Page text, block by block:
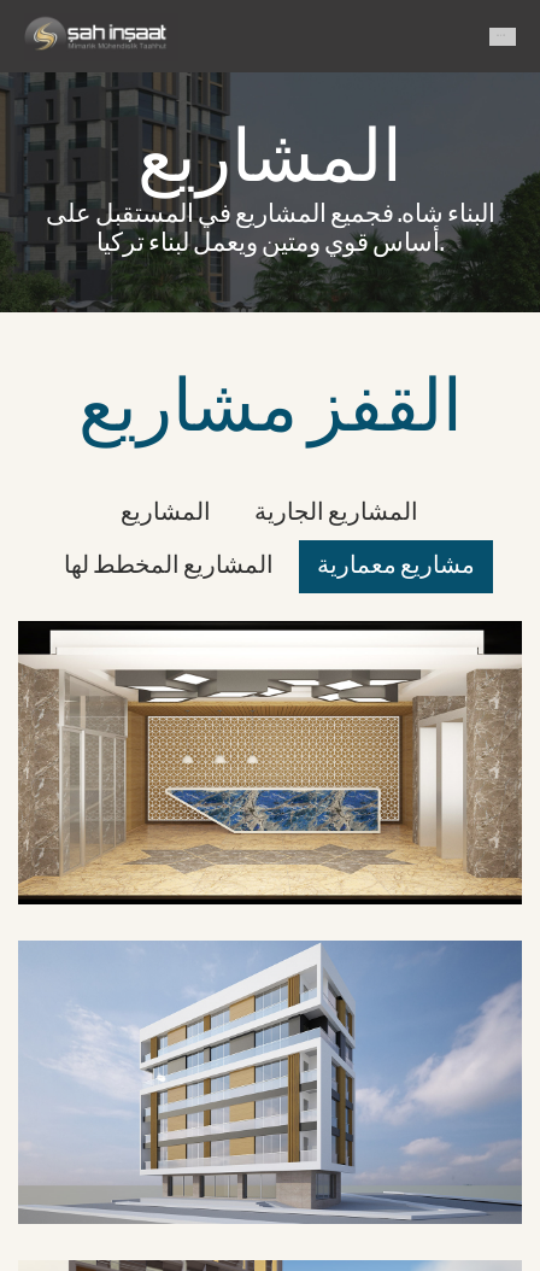
المشاريع
البناء شاه. فجميع المشاريع في المستقبل على
أساس قوي ومتين ويعمل لبناء تركيا.
القفز مشاريع
المشاريع المشاريع الجارية
المشاريع المخطط لها مشاريع معمارية